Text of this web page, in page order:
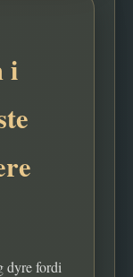
i
dyre fordi